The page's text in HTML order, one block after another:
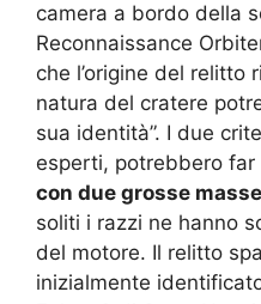
camera a bordo della
Reconnaissance
che l’origine del relitto
natura del cratere
sua identità”. I due
esperti, potrebbero far
con due grosse
soliti i razzi ne hanno
del motore. Il relitto
inizialmente